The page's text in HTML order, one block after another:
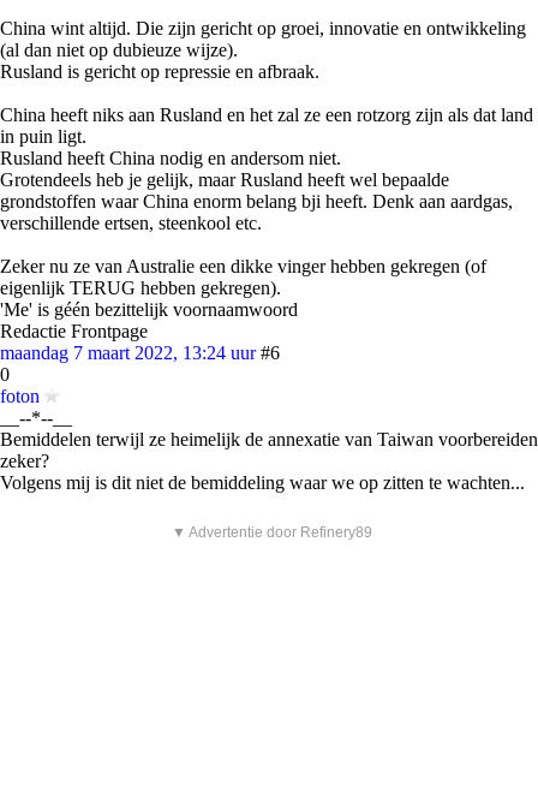
China wint altijd. Die zijn gericht op groei, innovatie en ontwikkeling
(al dan niet op dubieuze wijze).
Rusland is gericht op repressie en afbraak.
China heeft niks aan Rusland en het zal ze een rotzorg zijn als dat land
in puin ligt.
Rusland heeft China nodig en andersom niet.
Grotendeels heb je gelijk, maar Rusland heeft wel bepaalde
grondstoffen waar China enorm belang bji heeft. Denk aan aardgas,
verschillende ertsen, steenkool etc.
Zeker nu ze van Australie een dikke vinger hebben gekregen (of
eigenlijk TERUG hebben gekregen).
'Me' is géén bezittelijk voornaamwoord
Redactie Frontpage
maandag 7 maart 2022, 13:24 uur #6
0
foton
__--*--__
Bemiddelen terwijl ze heimelijk de annexatie van Taiwan voorbereiden
zeker?
Volgens mij is dit niet de bemiddeling waar we op zitten te wachten...
▼ Advertentie door Refinery89